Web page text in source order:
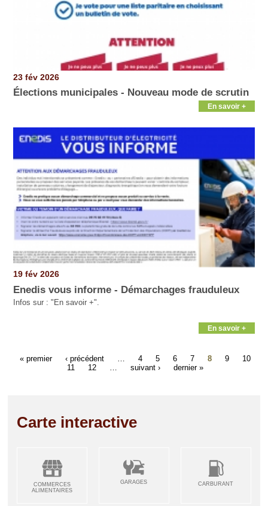
23 fév 2026
Élections municipales - Nouveau mode de scrutin
En savoir +
19 fév 2026
Enedis vous informe - Démarchages frauduleux
Infos sur : "En savoir +".
En savoir +
« premier ‹ précédent 4 5 6 7 8 9
10
11
12 suivant › dernier »
Carte interactive
COMMERCES
ALIMENTAIRES
GARAGES CARBURANT